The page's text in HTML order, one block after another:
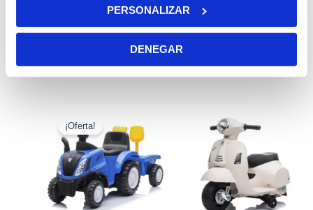
PERSONALIZAR
DENEGAR
Correpasillos Mercedes
AMG C63 coupé blanco
Correpasillos Fiat 500
Blanco
¡Oferta!
original
era:
59.99€.
actual
es:
44.99€.